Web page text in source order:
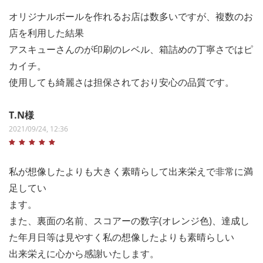
オリジナルボールを作れるお店は数多いですが、複数のお
店を利用した結果
アスキューさんのが印刷のレベル、箱詰めの丁寧さではピ
カイチ。
使用しても綺麗さは担保されており安心の品質です。
T.N様
2021/09/24, 12:36
私が想像したよりも大きく素晴らして出来栄えで非常に満
足してい
ます。
また、裏面の名前、スコアーの数字(オレンジ色)、達成し
た年月日等は見やすく私の想像したよりも素晴らしい
出来栄えに心から感謝いたします。